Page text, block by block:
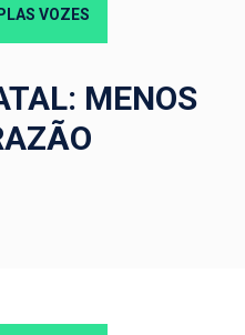
VOZES
MENOS